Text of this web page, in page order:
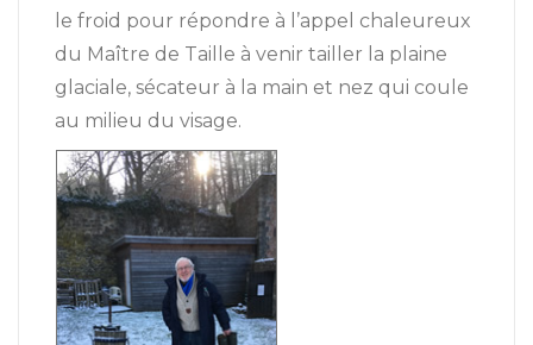
le froid pour répondre à l’appel chaleureux
du Maître de Taille à venir tailler la plaine
glaciale, sécateur à la main et nez qui coule
au milieu du visage.